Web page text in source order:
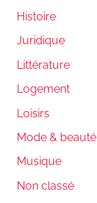
Histoire
Juridique
Littérature
Logement
Loisirs
Mode & beauté
Musique
Non classé